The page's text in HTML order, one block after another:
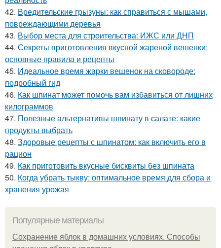
42. Вредительские грызуны: как справиться с мышами,
повреждающими деревья
43. Выбор места для строительства: ИЖС или ДНП
44. Секреты приготовления вкусной жареной вешенки:
основные правила и рецепты
45. Идеальное время жарки вешенок на сковороде:
подробный гид
46. Как шпинат может помочь вам избавиться от лишних
килограммов
47. Полезные альтернативы шпинату в салате: какие
продукты выбрать
48. Здоровые рецепты с шпинатом: как включить его в
рацион
49. Как приготовить вкусные бисквиты без шпината
50. Когда убрать тыкву: оптимальное время для сбора и
хранения урожая
Популярные материалы
Сохранение яблок в домашних условиях. Способы